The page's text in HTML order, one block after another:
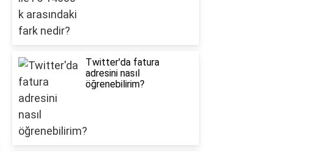
Twitter'da fatura
adresini nasıl
öğrenebilirim?